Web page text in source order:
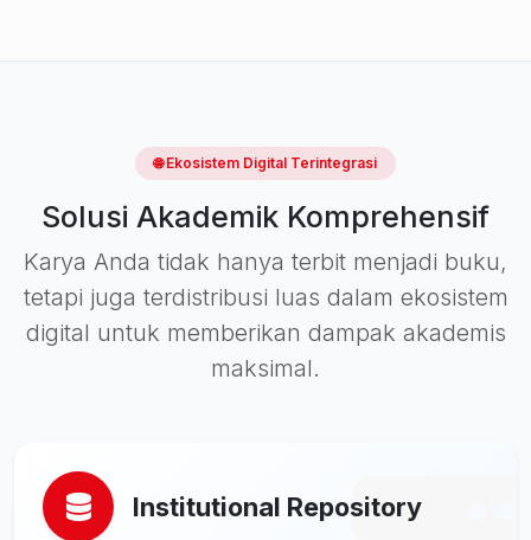
🌐 Ekosistem Digital Terintegrasi
Solusi Akademik Komprehensif
Karya Anda tidak hanya terbit menjadi buku,
tetapi juga terdistribusi luas dalam ekosistem
digital untuk memberikan dampak akademis
maksimal.
Institutional Repository